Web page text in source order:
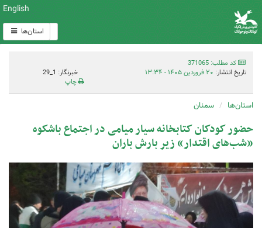
English
استان‌ها
کد مطلب: 371065
تاریخ انتشار: ۲۰ فروردین ۱۴۰۵ - ۱۳:۳۴
خبرنگار: 1_29
چاپ
استان‌ها سمنان
حضور کودکان کتابخانه سیار میامی در اجتماع باشکوه
«شب‌های اقتدار» زیر بارش باران